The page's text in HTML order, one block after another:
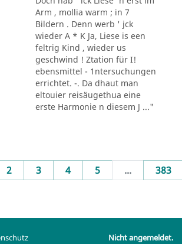
Arm , mollia warm ; in 7
Bildern . Denn werb ' jck
wieder A * K Ja, Liese is een
feltrig Kind , wieder us
geschwind ! Ztation für I!
ebensmittel - 1ntersuchungen
errichtet. -. Da dhaut man
eltouier reisäugethua eine
erste Harmonie n diesem J ..."
2 3 4 5 ... 383
Nicht angemeldet.